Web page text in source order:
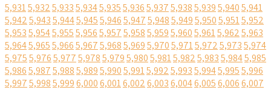
5,9315,9325,9335,9345,9355,9365,9375,9385,9395,9405,941
5,9425,9435,9445,9455,9465,9475,9485,9495,9505,9515,952
5,9535,9545,9555,9565,9575,9585,9595,9605,9615,9625,963
5,9645,9655,9665,9675,9685,9695,9705,9715,9725,9735,974
5,9755,9765,9775,9785,9795,9805,9815,9825,9835,9845,985
5,9865,9875,9885,9895,9905,9915,9925,9935,9945,9955,996
5,9975,9985,9996,0006,0016,0026,0036,0046,0056,0066,007